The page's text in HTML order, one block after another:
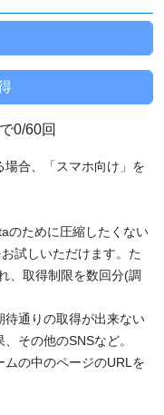
0/60回
合、「スマホ向け」を
のために圧縮したくない
試しいただけます。た
、取得制限を数回分(調
通りの取得が出来ない
その他のSNSなど。
の中のページのURLを